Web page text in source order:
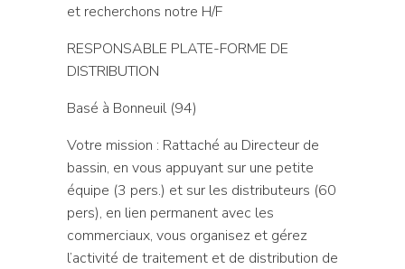
et recherchons notre H/F
RESPONSABLE PLATE-FORME DE
DISTRIBUTION
Basé à Bonneuil (94)
Votre mission : Rattaché au Directeur de
bassin, en vous appuyant sur une petite
équipe (3 pers.) et sur les distributeurs (60
pers), en lien permanent avec les
commerciaux, vous organisez et gérez
l’activité de traitement et de distribution de